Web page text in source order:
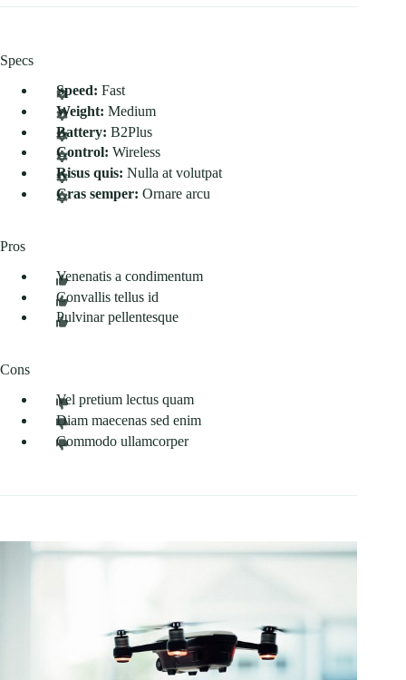
Specs
Speed: Fast
Weight: Medium
Battery: B2Plus
Control: Wireless
Risus quis: Nulla at volutpat
Cras semper: Ornare arcu
Pros
Venenatis a condimentum
Convallis tellus id
Pulvinar pellentesque
Cons
Vel pretium lectus quam
Diam maecenas sed enim
Commodo ullamcorper